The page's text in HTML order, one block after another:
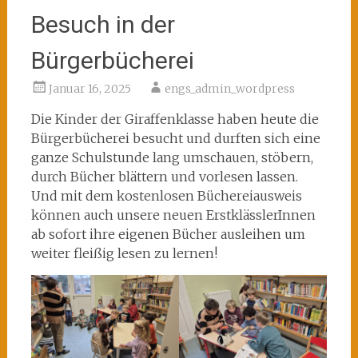
Besuch in der
Bürgerbücherei
Januar 16, 2025 engs_admin_wordpress
Die Kinder der Giraffenklasse haben heute die
Bürgerbücherei besucht und durften sich eine
ganze Schulstunde lang umschauen, stöbern,
durch Bücher blättern und vorlesen lassen.
Und mit dem kostenlosen Büchereiausweis
können auch unsere neuen ErstklässlerInnen
ab sofort ihre eigenen Bücher ausleihen um
weiter fleißig lesen zu lernen!